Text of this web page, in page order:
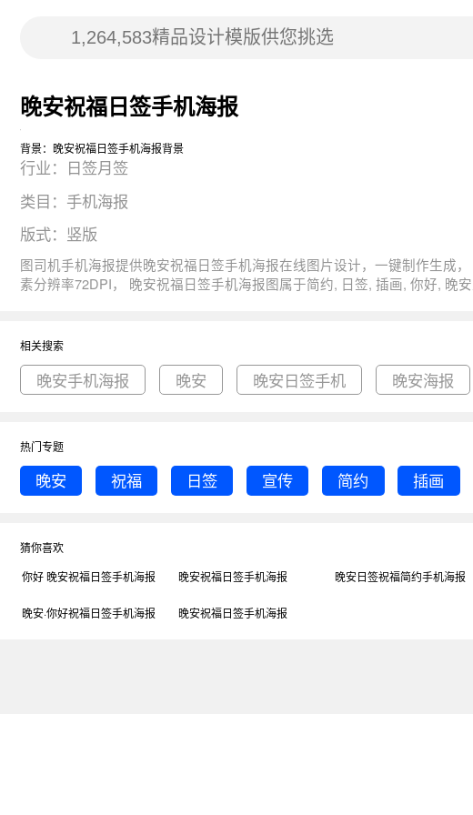
晚安祝福日签手机海报
背景：晚安祝福日签手机海报背景
行业：日签月签
类目：手机海报
版式：竖版
图司机手机海报提供晚安祝福日签手机海报在线图片设计，一键制作生成， 图片资源是由147647于2019-08-12T13:57:21+08:00传的作品。 图片晚安祝福日签宣传简约插画你好尺寸1080x1920像
素分辨率72DPI， 晚安祝福日签手机海报图属于简约, 日签, 插画, 你好, 晚安主题。 主要用于日签月签行业，为您推荐与晚安祝福日签手机海报相关的专题晚安手机海报, 晚安, 晚安日签手机等优质
相关搜索
晚安手机海报 晚安 晚安日签手机 晚安海报
热门专题
晚安 祝福 日签 宣传 简约 插画
猜你喜欢
你好 晚安祝福日签手机海报
晚安祝福日签手机海报 晚安日签祝福简约手机海报
晚安·你好祝福日签手机海报 晚安祝福日签手机海报